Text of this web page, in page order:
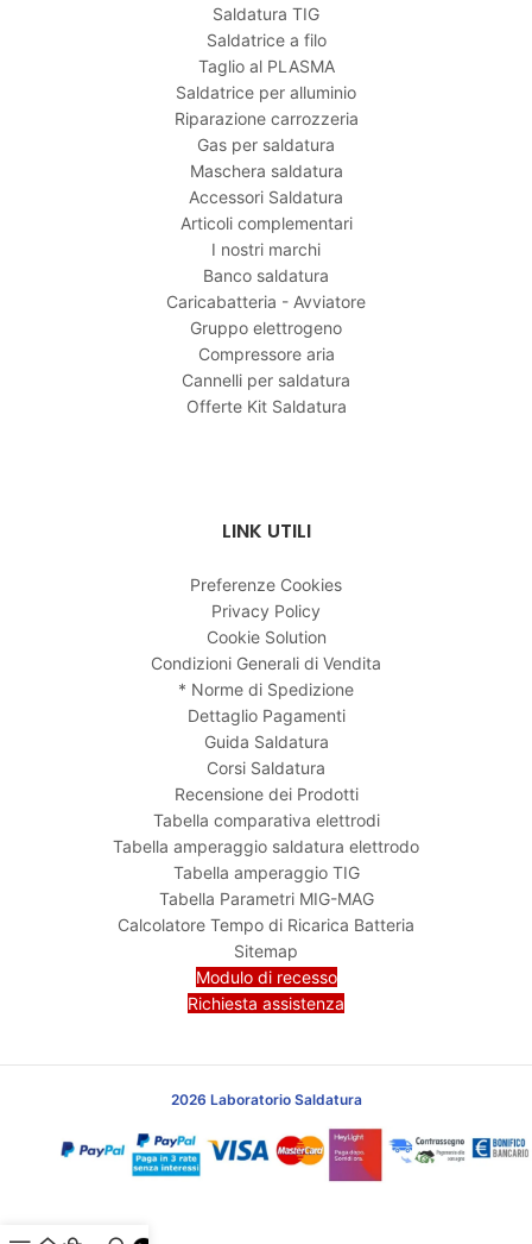
Saldatura TIG
Saldatrice a filo
Taglio al PLASMA
Saldatrice per alluminio
Riparazione carrozzeria
Gas per saldatura
Maschera saldatura
Accessori Saldatura
Articoli complementari
I nostri marchi
Banco saldatura
Caricabatteria - Avviatore
Gruppo elettrogeno
Compressore aria
Cannelli per saldatura
Offerte Kit Saldatura
LINK UTILI
Preferenze Cookies
Privacy Policy
Cookie Solution
Condizioni Generali di Vendita
* Norme di Spedizione
Dettaglio Pagamenti
Guida Saldatura
Corsi Saldatura
Recensione dei Prodotti
Tabella comparativa elettrodi
Tabella amperaggio saldatura elettrodo
Tabella amperaggio TIG
Tabella Parametri MIG-MAG
Calcolatore Tempo di Ricarica Batteria
Sitemap
Modulo di recesso
Richiesta assistenza
2026 Laboratorio Saldatura